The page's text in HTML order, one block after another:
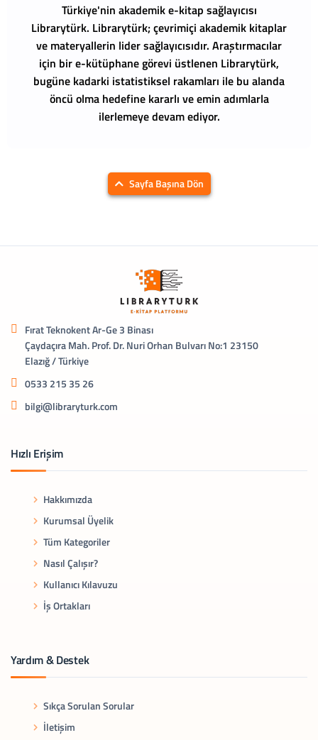
Türkiye'nin akademik e-kitap sağlayıcısı
Librarytürk. Librarytürk; çevrimiçi akademik kitaplar
ve materyallerin lider sağlayıcısıdır. Araştırmacılar
için bir e-kütüphane görevi üstlenen Librarytürk,
bugüne kadarki istatistiksel rakamları ile bu alanda
öncü olma hedefine kararlı ve emin adımlarla
ilerlemeye devam ediyor.
Sayfa Başına Dön
Fırat Teknokent Ar-Ge 3 Binası
Çaydaçıra Mah. Prof. Dr. Nuri Orhan Bulvarı No:1 23150
Elazığ / Türkiye
0533 215 35 26
bilgi@libraryturk.com
Hızlı Erişim
Hakkımızda
Kurumsal Üyelik
Tüm Kategoriler
Nasıl Çalışır?
Kullanıcı Kılavuzu
İş Ortakları
Yardım & Destek
Sıkça Sorulan Sorular
İletişim